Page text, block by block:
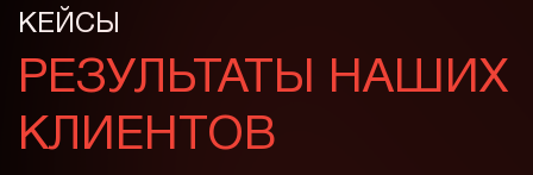
КЕЙСЫ
РЕЗУЛЬТАТЫ НАШИХ
КЛИЕНТОВ